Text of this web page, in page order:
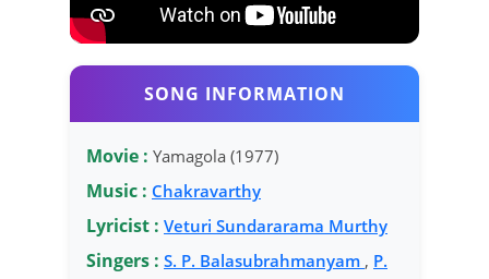
SONG INFORMATION
Movie : Yamagola (1977)
Music : Chakravarthy
Lyricist : Veturi Sundararama Murthy
Singers : S. P. Balasubrahmanyam , P.